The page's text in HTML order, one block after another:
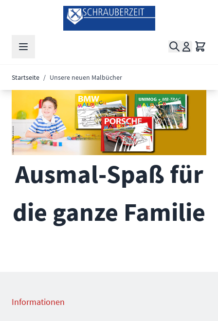
Zum Inhalt springen
Suche
Startseite / Unsere neuen Malbücher
Ausmal-Spaß für
die ganze Familie
Informationen